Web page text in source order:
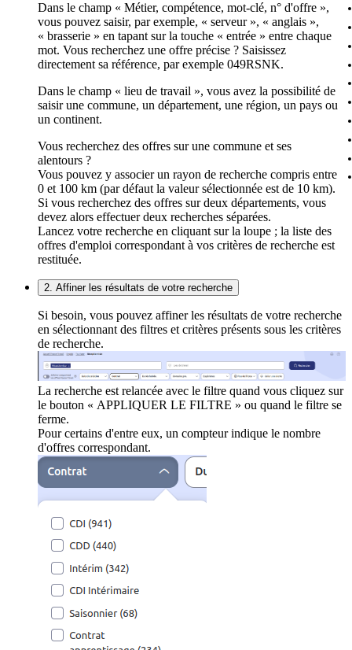
Dans le champ « Métier, compétence, mot-clé, n° d'offre »,
vous pouvez saisir, par exemple, « serveur », « anglais »,
« brasserie » en tapant sur la touche « entrée » entre chaque
mot. Vous recherchez une offre précise ? Saisissez
directement sa référence, par exemple 049RSNK.
Dans le champ « lieu de travail », vous avez la possibilité de
saisir une commune, un département, une région, un pays ou
un continent.
Vous recherchez des offres sur une commune et ses
alentours ?
Vous pouvez y associer un rayon de recherche compris entre
0 et 100 km (par défaut la valeur sélectionnée est de 10 km).
Si vous recherchez des offres sur deux départements, vous
devez alors effectuer deux recherches séparées.
Lancez votre recherche en cliquant sur la loupe ; la liste des
offres d'emploi correspondant à vos critères de recherche est
restituée.
2. Affiner les résultats de votre recherche
Si besoin, vous pouvez affiner les résultats de votre recherche
en sélectionnant des filtres et critères présents sous les critères
de recherche.
La recherche est relancée avec le filtre quand vous cliquez sur
le bouton « APPLIQUER LE FILTRE » ou quand le filtre se
ferme.
Pour certains d'entre eux, un compteur indique le nombre
d'offres correspondant.